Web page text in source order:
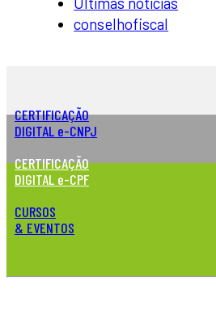
conselhofiscal
CERTIFICAÇÃO
DIGITAL e-CNPJ
CERTIFICAÇÃO
DIGITAL e-CPF
CURSOS
& EVENTOS